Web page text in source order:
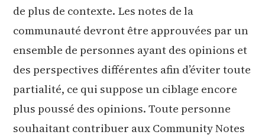
de plus de contexte. Les notes de la
communauté devront être approuvées par un
ensemble de personnes ayant des opinions et
des perspectives différentes afin d’éviter toute
partialité, ce qui suppose un ciblage encore
plus poussé des opinions. Toute personne
souhaitant contribuer aux Community Notes